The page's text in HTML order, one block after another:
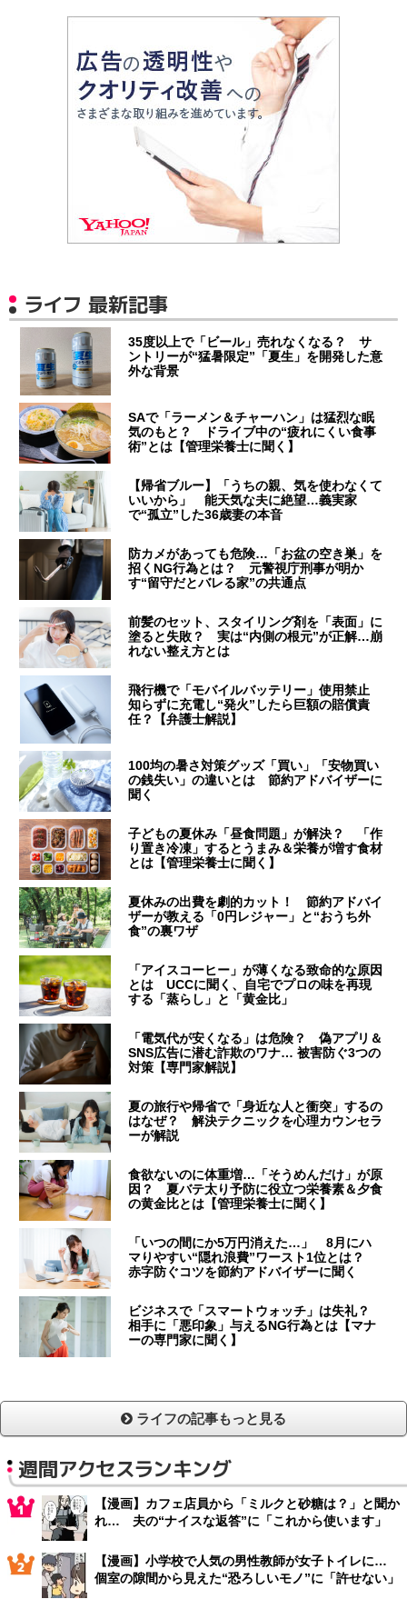
ライフ 最新記事
35度以上で「ビール」売れなくなる？ サ
ントリーが“猛暑限定”「夏生」を開発した意
外な背景
SAで「ラーメン＆チャーハン」は猛烈な眠
気のもと？ ドライブ中の“疲れにくい食事
術”とは【管理栄養士に聞く】
【帰省ブルー】「うちの親、気を使わなくて
いいから」 能天気な夫に絶望…義実家
で“孤立”した36歳妻の本音
防カメがあっても危険…「お盆の空き巣」を
招くNG行為とは？ 元警視庁刑事が明か
す“留守だとバレる家”の共通点
前髪のセット、スタイリング剤を「表面」に
塗ると失敗？ 実は“内側の根元”が正解…崩
れない整え方とは
飛行機で「モバイルバッテリー」使用禁止
知らずに充電し“発火”したら巨額の賠償責
任？【弁護士解説】
100均の暑さ対策グッズ「買い」「安物買い
の銭失い」の違いとは 節約アドバイザーに
聞く
子どもの夏休み「昼食問題」が解決？ 「作
り置き冷凍」するとうまみ＆栄養が増す食材
とは【管理栄養士に聞く】
夏休みの出費を劇的カット！ 節約アドバイ
ザーが教える「0円レジャー」と“おうち外
食”の裏ワザ
「アイスコーヒー」が薄くなる致命的な原因
とは UCCに聞く、自宅でプロの味を再現
する「蒸らし」と「黄金比」
「電気代が安くなる」は危険？ 偽アプリ＆
SNS広告に潜む詐欺のワナ… 被害防ぐ3つの
対策【専門家解説】
夏の旅行や帰省で「身近な人と衝突」するの
はなぜ？ 解決テクニックを心理カウンセラ
ーが解説
食欲ないのに体重増…「そうめんだけ」が原
因？ 夏バテ太り予防に役立つ栄養素＆夕食
の黄金比とは【管理栄養士に聞く】
「いつの間にか5万円消えた…」 8月にハ
マりやすい“隠れ浪費”ワースト1位とは？
赤字防ぐコツを節約アドバイザーに聞く
ビジネスで「スマートウォッチ」は失礼？
相手に「悪印象」与えるNG行為とは【マナ
ーの専門家に聞く】
ライフの記事もっと見る
週間アクセスランキング
【漫画】カフェ店員から「ミルクと砂糖は？」と聞か
れ… 夫の“ナイスな返答”に「これから使います」
【漫画】小学校で人気の男性教師が女子トイレに…
個室の隙間から見えた“恐ろしいモノ”に「許せない」